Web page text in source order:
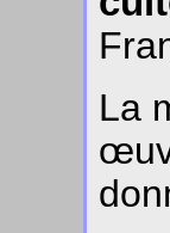
La